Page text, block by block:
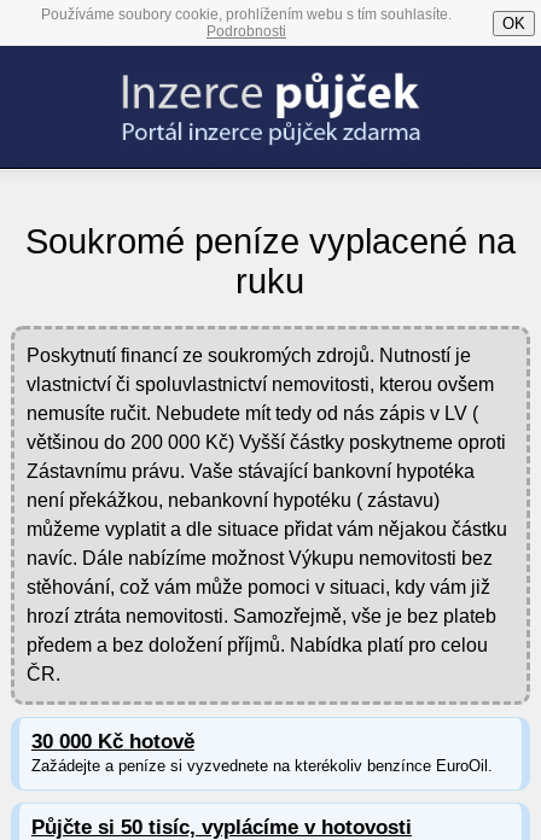
Používáme soubory cookie, prohlížením webu s tím souhlasíte.
Podrobnosti
OK
Soukromé peníze vyplacené na
ruku
Poskytnutí financí ze soukromých zdrojů. Nutností je
vlastnictví či spoluvlastnictví nemovitosti, kterou ovšem
nemusíte ručit. Nebudete mít tedy od nás zápis v LV (
většinou do 200 000 Kč) Vyšší částky poskytneme oproti
Zástavnímu právu. Vaše stávající bankovní hypotéka
není překážkou, nebankovní hypotéku ( zástavu)
můžeme vyplatit a dle situace přidat vám nějakou částku
navíc. Dále nabízíme možnost Výkupu nemovitosti bez
stěhování, což vám může pomoci v situaci, kdy vám již
hrozí ztráta nemovitosti. Samozřejmě, vše je bez plateb
předem a bez doložení příjmů. Nabídka platí pro celou
ČR.
30 000 Kč hotově
Zažádejte a peníze si vyzvednete na kterékoliv benzínce EuroOil.
Půjčte si 50 tisíc, vyplácíme v hotovosti